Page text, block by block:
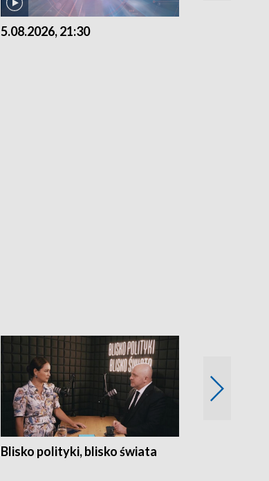
5.08.2026, 21:30
Blisko polityki, blisko świata